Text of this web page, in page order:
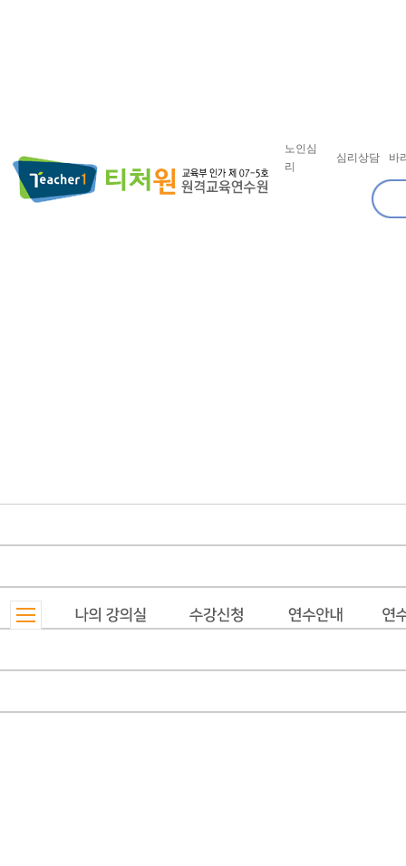
노인심
리
심리상담 바